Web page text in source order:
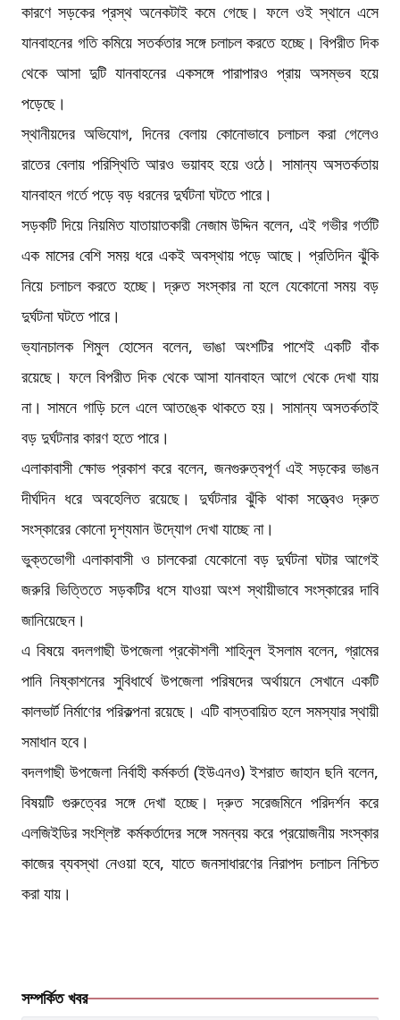
কারণে সড়কের প্রস্থ অনেকটাই কমে গেছে। ফলে ওই স্থানে এসে
যানবাহনের গতি কমিয়ে সতর্কতার সঙ্গে চলাচল করতে হচ্ছে। বিপরীত দিক
থেকে আসা দুটি যানবাহনের একসঙ্গে পারাপারও প্রায় অসম্ভব হয়ে
পড়েছে।
স্থানীয়দের অভিযোগ, দিনের বেলায় কোনোভাবে চলাচল করা গেলেও
রাতের বেলায় পরিস্থিতি আরও ভয়াবহ হয়ে ওঠে। সামান্য অসতর্কতায়
যানবাহন গর্তে পড়ে বড় ধরনের দুর্ঘটনা ঘটতে পারে।
সড়কটি দিয়ে নিয়মিত যাতায়াতকারী নেজাম উদ্দিন বলেন, এই গভীর গর্তটি
এক মাসের বেশি সময় ধরে একই অবস্থায় পড়ে আছে। প্রতিদিন ঝুঁকি
নিয়ে চলাচল করতে হচ্ছে। দ্রুত সংস্কার না হলে যেকোনো সময় বড়
দুর্ঘটনা ঘটতে পারে।
ভ্যানচালক শিমুল হোসেন বলেন, ভাঙা অংশটির পাশেই একটি বাঁক
রয়েছে। ফলে বিপরীত দিক থেকে আসা যানবাহন আগে থেকে দেখা যায়
না। সামনে গাড়ি চলে এলে আতঙ্কে থাকতে হয়। সামান্য অসতর্কতাই
বড় দুর্ঘটনার কারণ হতে পারে।
এলাকাবাসী ক্ষোভ প্রকাশ করে বলেন, জনগুরুত্বপূর্ণ এই সড়কের ভাঙন
দীর্ঘদিন ধরে অবহেলিত রয়েছে। দুর্ঘটনার ঝুঁকি থাকা সত্ত্বেও দ্রুত
সংস্কারের কোনো দৃশ্যমান উদ্যোগ দেখা যাচ্ছে না।
ভুক্তভোগী এলাকাবাসী ও চালকেরা যেকোনো বড় দুর্ঘটনা ঘটার আগেই
জরুরি ভিত্তিতে সড়কটির ধসে যাওয়া অংশ স্থায়ীভাবে সংস্কারের দাবি
জানিয়েছেন।
এ বিষয়ে বদলগাছী উপজেলা প্রকৌশলী শাহিনুল ইসলাম বলেন, গ্রামের
পানি নিষ্কাশনের সুবিধার্থে উপজেলা পরিষদের অর্থায়নে সেখানে একটি
কালভার্ট নির্মাণের পরিকল্পনা রয়েছে। এটি বাস্তবায়িত হলে সমস্যার স্থায়ী
সমাধান হবে।
বদলগাছী উপজেলা নির্বাহী কর্মকর্তা (ইউএনও) ইশরাত জাহান ছনি বলেন,
বিষয়টি গুরুত্বের সঙ্গে দেখা হচ্ছে। দ্রুত সরেজমিনে পরিদর্শন করে
এলজিইডির সংশ্লিষ্ট কর্মকর্তাদের সঙ্গে সমন্বয় করে প্রয়োজনীয় সংস্কার
কাজের ব্যবস্থা নেওয়া হবে, যাতে জনসাধারণের নিরাপদ চলাচল নিশ্চিত
করা যায়।
সম্পর্কিত খবর